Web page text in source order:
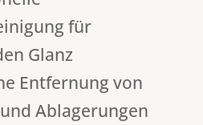
für
Glanz
Entfernung von
Ablagerungen